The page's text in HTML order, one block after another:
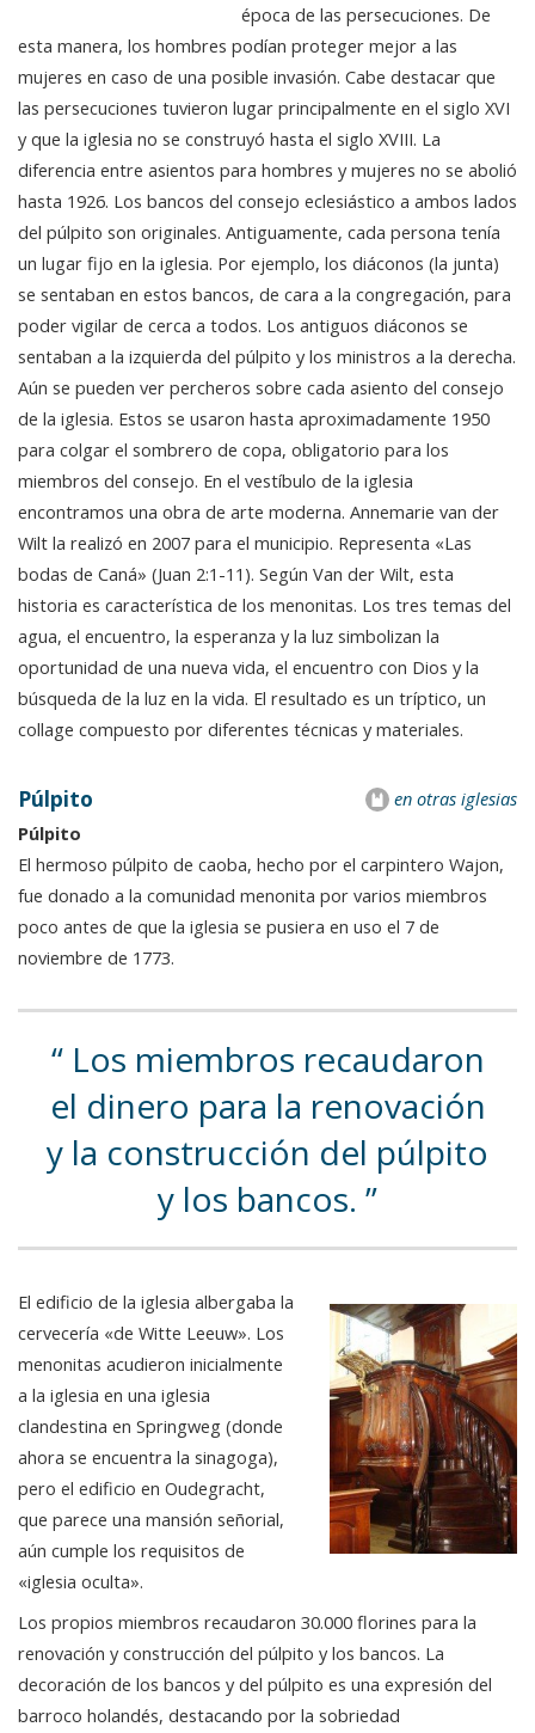
época de las persecuciones. De
esta manera, los hombres podían proteger mejor a las
mujeres en caso de una posible invasión. Cabe destacar que
las persecuciones tuvieron lugar principalmente en el siglo XVI
y que la iglesia no se construyó hasta el siglo XVIII. La
diferencia entre asientos para hombres y mujeres no se abolió
hasta 1926. Los bancos del consejo eclesiástico a ambos lados
del púlpito son originales. Antiguamente, cada persona tenía
un lugar fijo en la iglesia. Por ejemplo, los diáconos (la junta)
se sentaban en estos bancos, de cara a la congregación, para
poder vigilar de cerca a todos. Los antiguos diáconos se
sentaban a la izquierda del púlpito y los ministros a la derecha.
Aún se pueden ver percheros sobre cada asiento del consejo
de la iglesia. Estos se usaron hasta aproximadamente 1950
para colgar el sombrero de copa, obligatorio para los
miembros del consejo. En el vestíbulo de la iglesia
encontramos una obra de arte moderna. Annemarie van der
Wilt la realizó en 2007 para el municipio. Representa «Las
bodas de Caná» (Juan 2:1-11). Según Van der Wilt, esta
historia es característica de los menonitas. Los tres temas del
agua, el encuentro, la esperanza y la luz simbolizan la
oportunidad de una nueva vida, el encuentro con Dios y la
búsqueda de la luz en la vida. El resultado es un tríptico, un
collage compuesto por diferentes técnicas y materiales.
en otras iglesias
Púlpito
Púlpito
El hermoso púlpito de caoba, hecho por el carpintero Wajon,
fue donado a la comunidad menonita por varios miembros
poco antes de que la iglesia se pusiera en uso el 7 de
noviembre de 1773.
Los miembros recaudaron
el dinero para la renovación
y la construcción del púlpito
y los bancos.
El edificio de la iglesia albergaba la
cervecería «de Witte Leeuw». Los
menonitas acudieron inicialmente
a la iglesia en una iglesia
clandestina en Springweg (donde
ahora se encuentra la sinagoga),
pero el edificio en Oudegracht,
que parece una mansión señorial,
aún cumple los requisitos de
«iglesia oculta».
Los propios miembros recaudaron 30.000 florines para la
renovación y construcción del púlpito y los bancos. La
decoración de los bancos y del púlpito es una expresión del
barroco holandés, destacando por la sobriedad